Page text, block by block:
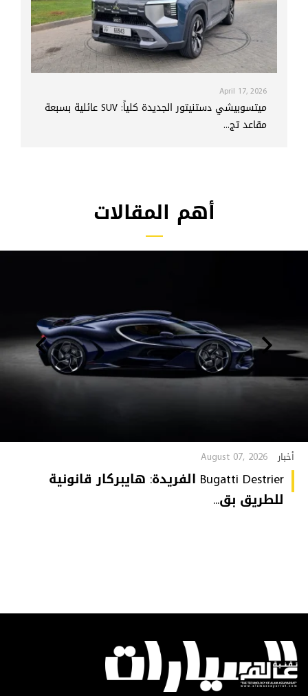
April 17, 2026
ميتسوبيشي دستنيتور الجديدة كلياً: SUV عائلية بسبعة
مقاعد تج...
أهم المقالات
أخبار August 07, 2026
Bugatti Destrier الفريدة: هايبركار قانونية
للطريق بق...